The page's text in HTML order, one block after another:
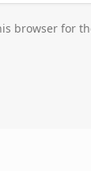
browser for